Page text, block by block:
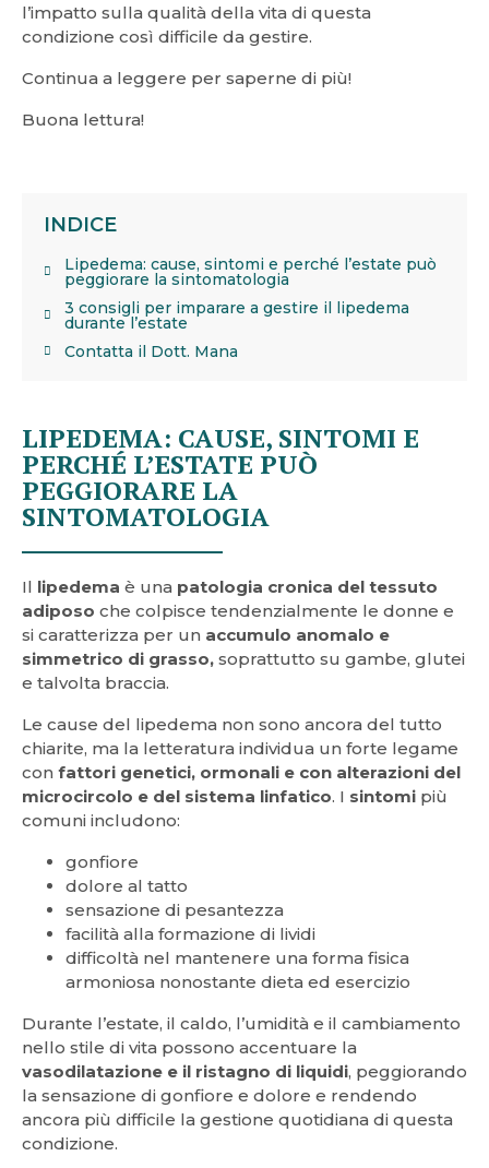
l’impatto sulla qualità della vita di questa
condizione così difficile da gestire.
Continua a leggere per saperne di più!
Buona lettura!
INDICE
Lipedema: cause, sintomi e perché l’estate può
peggiorare la sintomatologia
3 consigli per imparare a gestire il lipedema
durante l’estate
Contatta il Dott. Mana
LIPEDEMA: CAUSE, SINTOMI E
PERCHÉ L’ESTATE PUÒ
PEGGIORARE LA
SINTOMATOLOGIA
Il lipedema è una patologia cronica del tessuto
adiposo che colpisce tendenzialmente le donne e
si caratterizza per un accumulo anomalo e
simmetrico di grasso, soprattutto su gambe, glutei
e talvolta braccia.
Le cause del lipedema non sono ancora del tutto
chiarite, ma la letteratura individua un forte legame
con fattori genetici, ormonali e con alterazioni del
microcircolo e del sistema linfatico. I sintomi più
comuni includono:
gonfiore
dolore al tatto
sensazione di pesantezza
facilità alla formazione di lividi
difficoltà nel mantenere una forma fisica
armoniosa nonostante dieta ed esercizio
Durante l’estate, il caldo, l’umidità e il cambiamento
nello stile di vita possono accentuare la
vasodilatazione e il ristagno di liquidi, peggiorando
la sensazione di gonfiore e dolore e rendendo
ancora più difficile la gestione quotidiana di questa
condizione.